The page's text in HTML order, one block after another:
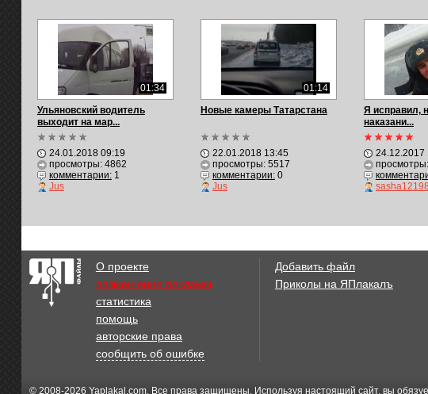
01:34
Ульяновский водитель
выходит на мар...
24.01.2018 09:19
просмотры: 4862
комментарии:1
Jus
01:14
Новые камеры Татарстана
22.01.2018 13:45
просмотры: 5517
комментарии:0
Jus
Я исправил,
наказани...
24.12.2017
О проекте
размещение рекламы
статистика
помощь
авторские права
сообщить об ошибке
Добавить файл
Приколы на ЯПлакалъ
© 2008-2026 Yaplakal.com. Все права защищены. Используя настоящий сайт, вы